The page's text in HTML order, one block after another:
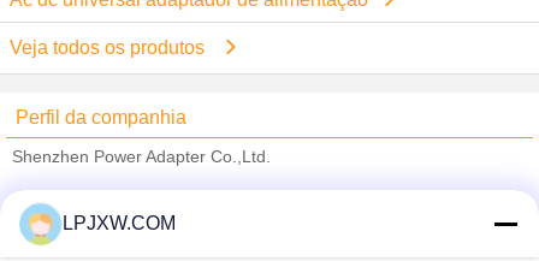
Veja todos os produtos
Perfil da companhia
Shenzhen Power Adapter Co.,Ltd.
Trust Seal
Verified Suplier
LPJXW.COM